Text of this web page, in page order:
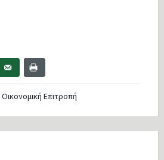
Οικονομική Επιτροπή